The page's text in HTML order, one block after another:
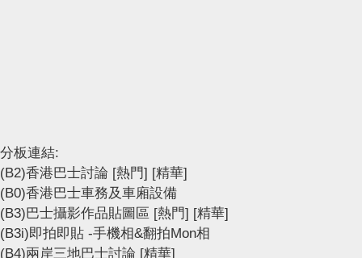
分板連結:
(B2)香港巴士討論 [熱門] [精華]
(B0)香港巴士車務及車廂設備
(B3)巴士攝影作品貼圖區 [熱門] [精華]
(B3i)即拍即貼 -手機相&翻拍Mon相
(B4)兩岸三地巴士討論 [精華]